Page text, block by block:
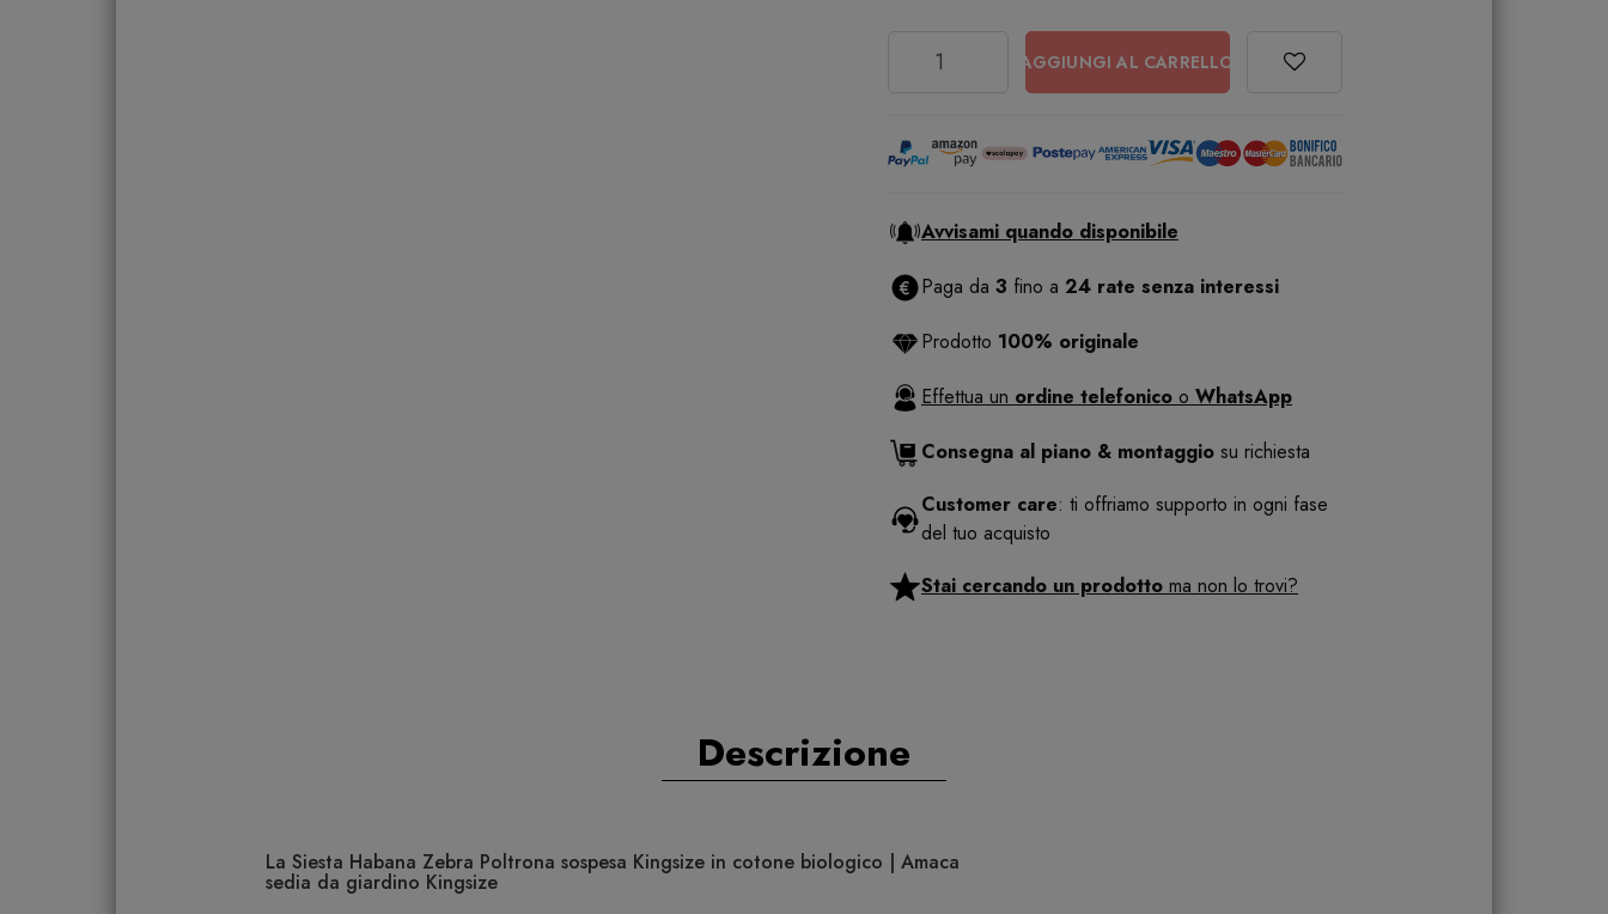
AGGIUNGI AL CARRELLO
Avvisami quando disponibile
Paga da 3 fino a 24 rate senza interessi
Prodotto 100% originale
Effettua un ordine telefonico o WhatsApp
Consegna al piano & montaggio su richiesta
Customer care: ti offriamo supporto in ogni fase
del tuo acquisto
Stai cercando un prodotto ma non lo trovi?
Descrizione
La Siesta Habana Zebra Poltrona sospesa Kingsize in cotone biologico | Amaca
sedia da giardino Kingsize